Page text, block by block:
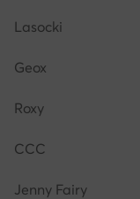
Lasocki
Geox
Roxy
CCC
Jenny Fairy